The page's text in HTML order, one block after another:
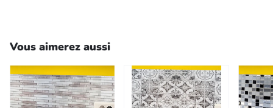
Vous aimerez aussi